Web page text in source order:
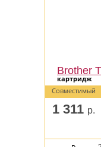
Brother
картридж
Совместимый
1 311 р.